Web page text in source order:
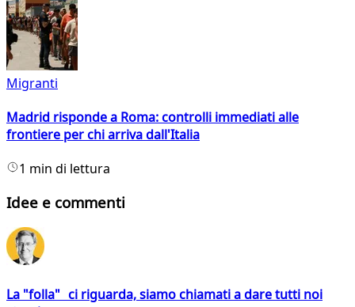
Migranti
Madrid risponde a Roma: controlli immediati alle
frontiere per chi arriva dall'Italia
1 min di lettura
Idee e commenti
La "folla" ci riguarda, siamo chiamati a dare tutti noi